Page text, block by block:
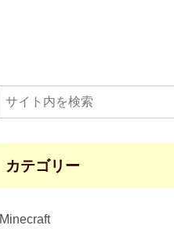
カテゴリー
Minecraft